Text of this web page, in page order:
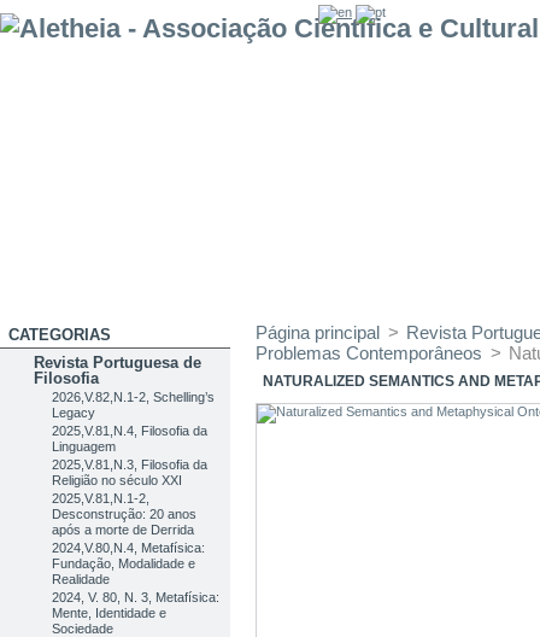
CATEGORIAS
Revista Portuguesa de
Filosofia
2026,V.82,N.1-2, Schelling’s
Legacy
2025,V.81,N.4, Filosofia da
Linguagem
2025,V.81,N.3, Filosofia da
Religião no século XXI
2025,V.81,N.1-2,
Desconstrução: 20 anos
após a morte de Derrida
2024,V.80,N.4, Metafísica:
Fundação, Modalidade e
Realidade
2024, V. 80, N. 3, Metafísica:
Mente, Identidade e
Sociedade
Página principal > Revista
Problemas Contemporâneos >
NATURALIZED SEMANTICS AND